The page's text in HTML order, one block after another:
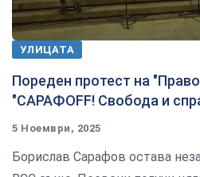
УЛИЦАТА
Пореден протест на
"САРАФOFF! Свобода и
5 Ноември, 2025
Борислав Сарафов остава